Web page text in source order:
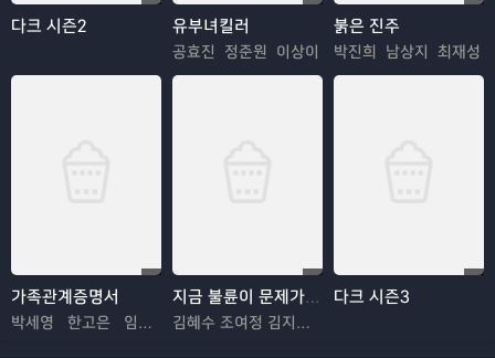
다크 시즌2 유부녀킬러
공효진 정준원 이상이
붉은 진주
박진희 남상지 최재성
가족관계증명서
박세영 한고은 임지은
지금 불륜이 문제가 아닙니다
김혜수 조여정 김지훈 김재철
다크 시즌3